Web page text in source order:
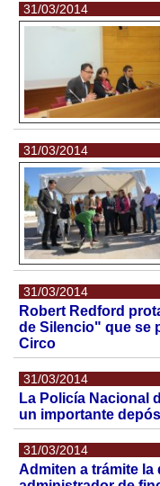
31/03/2014
31/03/2014
31/03/2014
Robert Redford
de Silencio" que se
Circo
31/03/2014
La Policía Nacional
un importante
31/03/2014
Admiten a trámite la